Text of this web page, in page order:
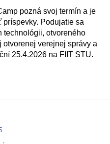
pozná svoj termín a je
Podujatie sa
technológii, otvoreného
otvorenej verejnej správy a
25.4.2026 na FIIT STU.